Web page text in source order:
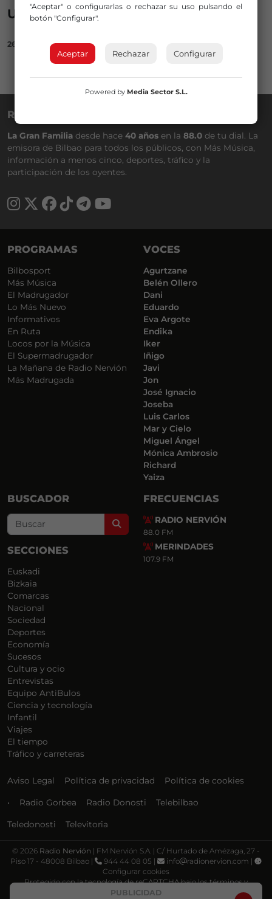
PUBLICIDAD
Un impulso a la Silver Economy
26/02/2019
RADIO NERVIÓN
La Gran Familia desde hace 40 años en la 88.0 de tu dial. La
emisora de Bilbao para todos los públicos, con Más Música,
información a menos cinco, deportes, tráfico y la
participación de los oyentes.
PROGRAMAS
Bilbosport
Más Música
El Madrugador
Lo Más Nuevo
Informativos
En Ruta
Locos por la Música
El Supermadrugador
La Mañana de Radio Nervión
Más Madrugada
VOCES
Agurtzane
Belén Ollero
Dani
Eduardo
Eva Argote
Endika
Iker
Iñigo
Javi
Jon
José Ignacio
Joseba
Luis Carlos
Mar y Cielo
Miguel Ángel
Mónica Ambrosio
Richard
Yaiza
BUSCADOR
Search
SECCIONES
Euskadi
Bizkaia
Comarcas
Nacional
Sociedad
Deportes
Economía
Sucesos
Cultura y ocio
Entrevistas
Equipo AntiBulos
Ciencia y tecnología
Infantil
Viajes
El tiempo
Tráfico y carreteras
FRECUENCIAS
RADIO NERVIÓN
88.0 FM
MERINDADES
107.9 FM
Aviso Legal Política de privacidad Política de cookies
• Radio Gorbea Radio Donosti Telebilbao
Teledonosti Televitoria
© 2026 Radio Nervión | FM Nervión S.A. | C/ Hurtado de Amézaga, 27 -
Piso 17 - 48008 Bilbao |
944 44 08 05 | info
radionervion.com |
Configurar cookies
Protegido con la tecnología de reCAPTCHA bajo los términos y
Política de privacidad Términos de servicio
"Aceptar" o configurarlas o rechazar su uso pulsando el
botón "Configurar".
Aceptar Rechazar Configurar
Powered by Media Sector S.L.